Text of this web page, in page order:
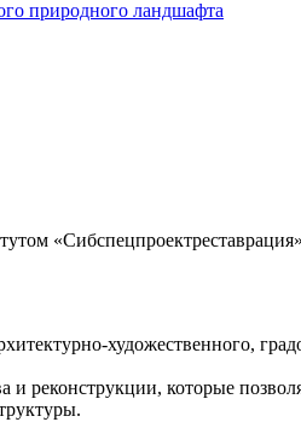
природного ландшафта
художественного,
реконструкции, которые